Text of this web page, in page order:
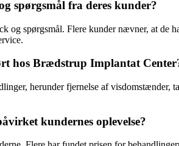
spørgsmål fra deres kunder?
spørgsmål. Flere kunder nævner, at de
hos Brædstrup Implantat
herunder fjernelse af visdomstænder,
kundernes oplevelse?